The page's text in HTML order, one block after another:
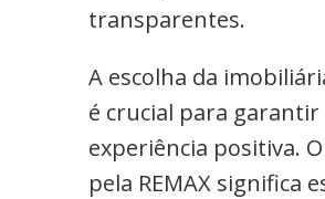
transparentes.
A escolha da
é crucial para garantir
experiência positiva.
pela REMAX significa